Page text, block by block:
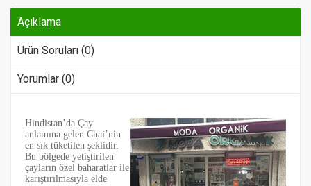
Açıklama
Ürün Soruları (0)
Yorumlar (0)
Hindistan’da Çay
anlamına gelen Chai’nin
en sık tüketilen şeklidir.
Bu bölgede yetiştirilen
çayların özel baharatlar ile
karıştırılmasıyla elde